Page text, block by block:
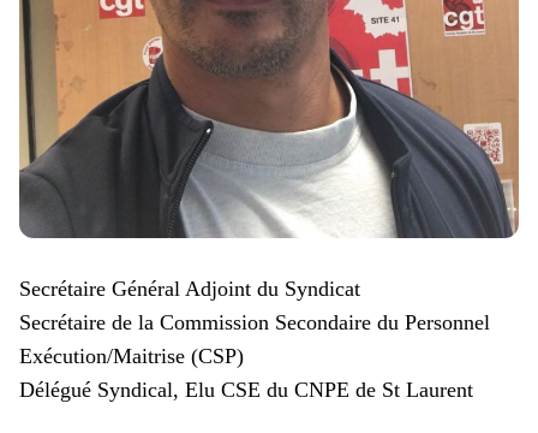
Secrétaire Général Adjoint du Syndicat
Secrétaire de la Commission Secondaire du Personnel
Exécution/Maitrise (CSP)
Délégué Syndical, Elu CSE du CNPE de St Laurent